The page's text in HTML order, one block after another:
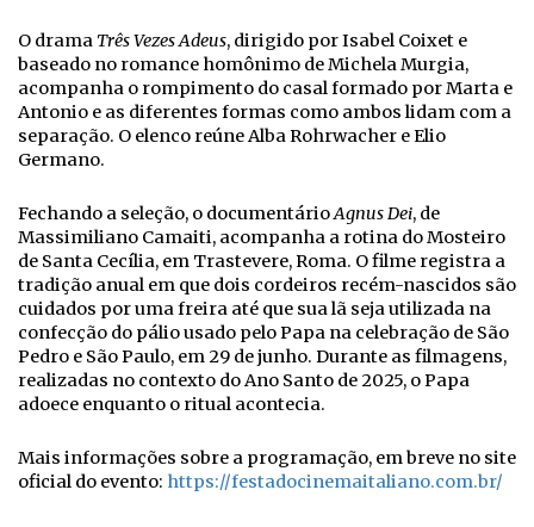
O drama Três Vezes Adeus, dirigido por Isabel Coixet e
baseado no romance homônimo de Michela Murgia,
acompanha o rompimento do casal formado por Marta e
Antonio e as diferentes formas como ambos lidam com a
separação. O elenco reúne Alba Rohrwacher e Elio
Germano.
Fechando a seleção, o documentárioAgnus Dei, de
Massimiliano Camaiti, acompanha a rotina do Mosteiro
de Santa Cecília, em Trastevere, Roma. O filme registra a
tradição anual em que dois cordeiros recém-nascidos são
cuidados por uma freira até que sua lã seja utilizada na
confecção do pálio usado pelo Papa na celebração de São
Pedro e São Paulo, em 29 de junho. Durante as filmagens,
realizadas no contexto do Ano Santo de 2025, o Papa
adoece enquanto o ritual acontecia.
Mais informações sobre a programação, em breve no site
oficial do evento: https://festadocinemaitaliano.com.br/